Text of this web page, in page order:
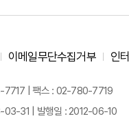
이메일무단수집거부 인
7717 | 팩스 : 02-780-7719
03-31 | 발행일 : 2012-06-10